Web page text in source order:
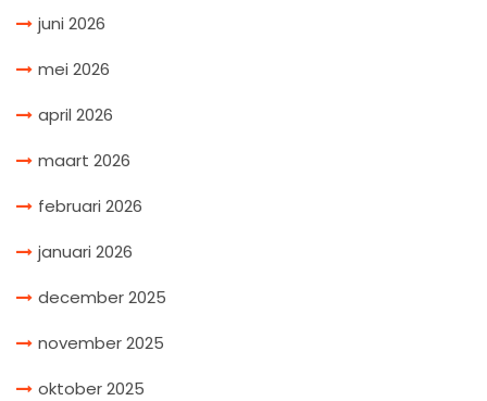
juni 2026
mei 2026
april 2026
maart 2026
februari 2026
januari 2026
december 2025
november 2025
oktober 2025